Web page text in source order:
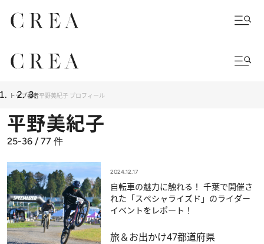
トップ著者平野美紀子 プロフィール
平野美紀子
25-36 / 77 件
2024.12.17
自転車の魅力に触れる！ 千葉で開催さ
れた「スペシャライズド」のライダー
イベントをレポート！
旅＆お出かけ47都道府県